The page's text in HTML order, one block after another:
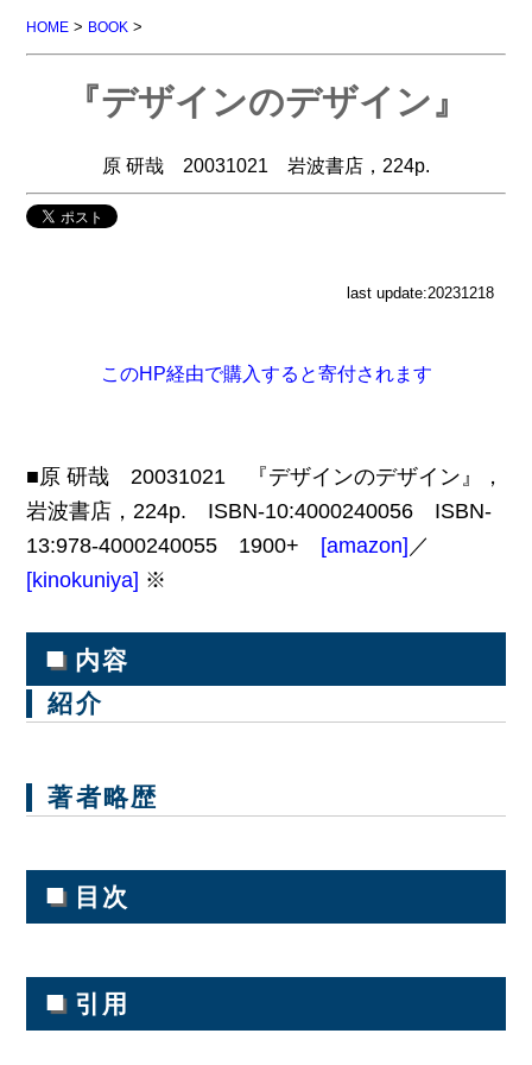
HOME > BOOK >
『デザインのデザイン』
原 研哉 20031021 岩波書店，224p.
last update:20231218
このHP経由で購入すると寄付されます
■原 研哉 20031021 『デザインのデザイン』，
岩波書店，224p. ISBN-10:4000240056 ISBN-
13:978-4000240055 1900+ [amazon] ／
[kinokuniya] ※
■ 内容
紹介
著者略歴
■ 目次
■ 引用